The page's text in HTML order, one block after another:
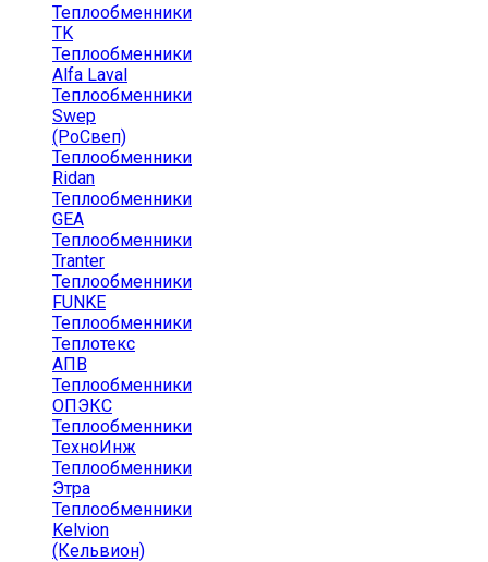
Теплообменники
TK
Теплообменники
Alfa Laval
Теплообменники
Swep
(РоСвеп)
Теплообменники
Ridan
Теплообменники
GEA
Теплообменники
Tranter
Теплообменники
FUNKE
Теплообменники
Теплотекс
АПВ
Теплообменники
ОПЭКС
Теплообменники
ТехноИнж
Теплообменники
Этра
Теплообменники
Kelvion
(Кельвион)